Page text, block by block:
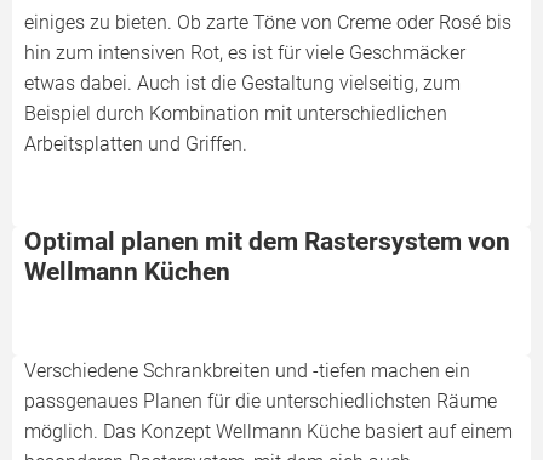
einiges zu bieten. Ob zarte Töne von Creme oder Rosé bis
hin zum intensiven Rot, es ist für viele Geschmäcker
etwas dabei. Auch ist die Gestaltung vielseitig, zum
Beispiel durch Kombination mit unterschiedlichen
Arbeitsplatten und Griffen.
Optimal planen mit dem Rastersystem von
Wellmann Küchen
Verschiedene Schrankbreiten und -tiefen machen ein
passgenaues Planen für die unterschiedlichsten Räume
möglich. Das Konzept Wellmann Küche basiert auf einem